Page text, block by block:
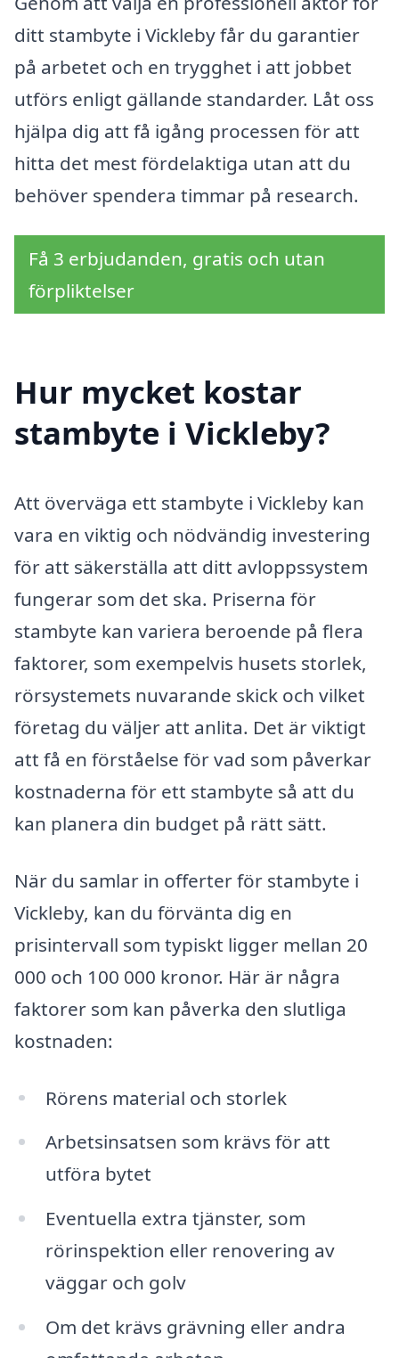
ditt stambyte i Vickleby får du garantier
på arbetet och en trygghet i att jobbet
utförs enligt gällande standarder. Låt oss
hjälpa dig att få igång processen för att
hitta det mest fördelaktiga utan att du
behöver spendera timmar på research.
Få 3 erbjudanden, gratis och utan
förpliktelser
Hur mycket kostar
stambyte i Vickleby?
Att överväga ett stambyte i Vickleby kan
vara en viktig och nödvändig investering
för att säkerställa att ditt avloppssystem
fungerar som det ska. Priserna för
stambyte kan variera beroende på flera
faktorer, som exempelvis husets storlek,
rörsystemets nuvarande skick och vilket
företag du väljer att anlita. Det är viktigt
att få en förståelse för vad som påverkar
kostnaderna för ett stambyte så att du
kan planera din budget på rätt sätt.
När du samlar in offerter för stambyte i
Vickleby, kan du förvänta dig en
prisintervall som typiskt ligger mellan 20
000 och 100 000 kronor. Här är några
faktorer som kan påverka den slutliga
kostnaden:
Rörens material och storlek
Arbetsinsatsen som krävs för att
utföra bytet
Eventuella extra tjänster, som
rörinspektion eller renovering av
väggar och golv
Om det krävs grävning eller andra